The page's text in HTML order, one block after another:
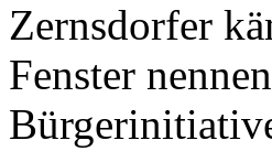
Zernsdorfer
Fenster